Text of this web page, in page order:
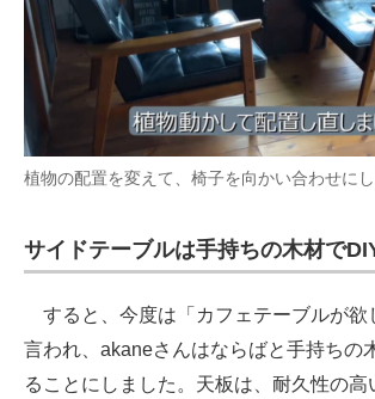
植物の配置を変えて、椅子を向かい合わせに
サイドテーブルは手持ちの木材で
すると、今度は「カフェテーブルが欲
言われ、akaneさんはならばと手持ちの
ることにしました。天板は、耐久性の高